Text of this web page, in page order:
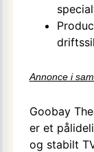
Annonce i
Goobay
er et
og stabilt